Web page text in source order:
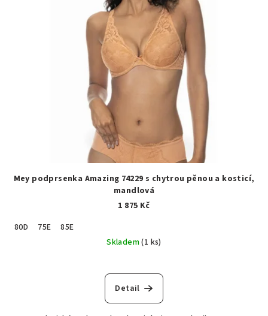
Mey podprsenka Amazing 74229 s chytrou pěnou a kosticí,
mandlová
1 875 Kč
80D
75E
85E
Skladem(1 ks)
Detail